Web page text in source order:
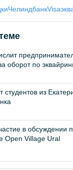
ЧелиндбанкVisa
оборот по
из
в обсуждении
Open Village Ural